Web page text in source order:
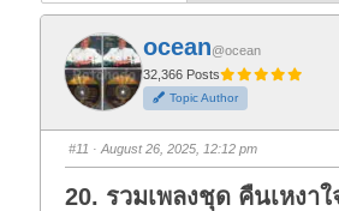
ocean@ocean
32,366 Posts
Topic Author
#11 · August 26, 2025, 12:12 pm
20. รวมเพลงชุด คืนเหงาใ